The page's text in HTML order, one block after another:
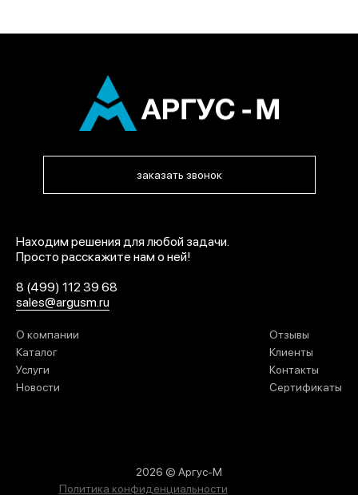
заказать звонок
Находим решения для любой задачи.
Просто расскажите нам о ней!
8 (499) 112 39 68
sales@argusm.ru
О компании
Каталог
Услуги
Новости
Отзывы
Клиенты
Контакты
Сертификаты
2026 © Аргус-М
Политика конфиденциальности